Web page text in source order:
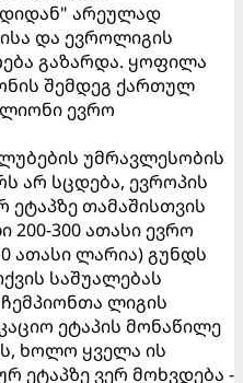
არეულად
და ევროლიგის
გაზარდა. ყოფილა
შემდეგ ქართულ
ევრო
უმრავლესობის
არ სცდება, ევროპის
თამაშისთვის
300 ათასი ევრო
ათასი ლარია) გუნდს
საშუალებას
ლიგის
ეტაპის მონაწილე
ხოლო ყველა ის
ეტაპზე ვერ მოხვდება -